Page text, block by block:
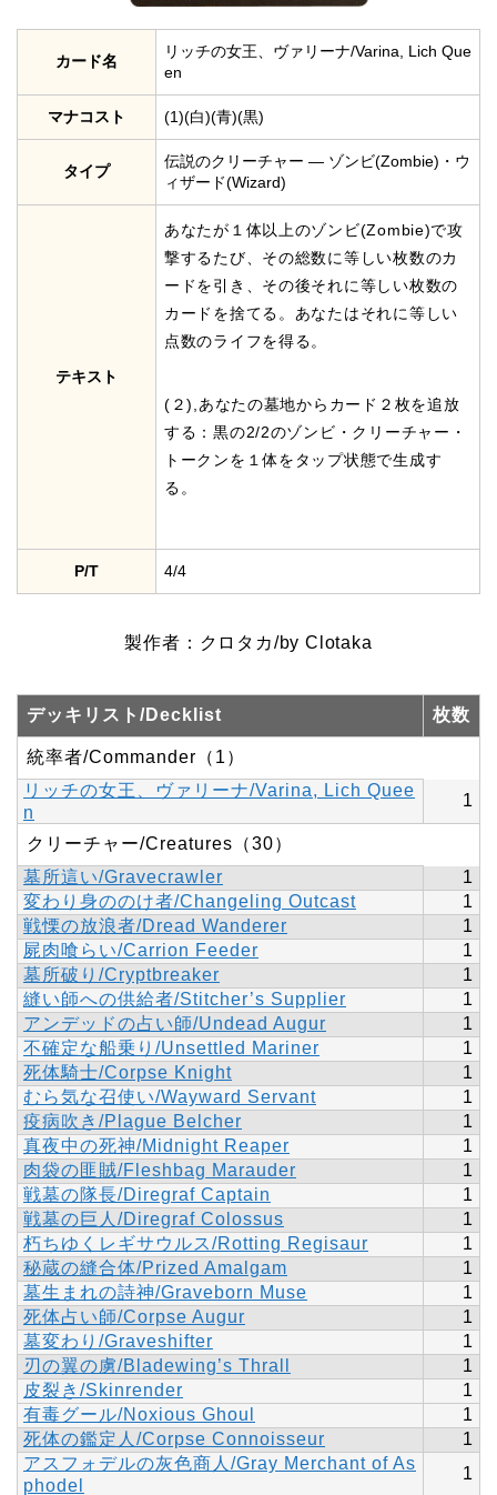
カード名
リッチの女王、ヴァリーナ/Varina, Lich Que
en
マナコスト (1)(白)(青)(黒)
タイプ
伝説のクリーチャー — ゾンビ(Zombie)・ウ
ィザード(Wizard)
テキスト
あなたが１体以上のゾンビ(Zombie)で攻
撃するたび、その総数に等しい枚数のカ
ードを引き、その後それに等しい枚数の
カードを捨てる。あなたはそれに等しい
点数のライフを得る。
(２),あなたの墓地からカード２枚を追放
する：黒の2/2のゾンビ・クリーチャー・
トークンを１体をタップ状態で生成す
る。
P/T 4/4
製作者：クロタカ/by Clotaka
デッキリスト/Decklist 枚数
統率者/Commander（1）
リッチの女王、ヴァリーナ/Varina, Lich Quee
n
1
クリーチャー/Creatures（30）
墓所這い/Gravecrawler
1
変わり身ののけ者/Changeling Outcast
1
戦慄の放浪者/Dread Wanderer
1
屍肉喰らい/Carrion Feeder
1
墓所破り/Cryptbreaker
1
縫い師への供給者/Stitcher’s Supplier
1
アンデッドの占い師/Undead Augur
1
不確定な船乗り/Unsettled Mariner
1
死体騎士/Corpse Knight
1
むら気な召使い/Wayward Servant
1
疫病吹き/Plague Belcher
1
真夜中の死神/Midnight Reaper
1
肉袋の匪賊/Fleshbag Marauder
1
戦墓の隊長/Diregraf Captain
1
戦墓の巨人/Diregraf Colossus
1
朽ちゆくレギサウルス/Rotting Regisaur
1
秘蔵の縫合体/Prized Amalgam
1
墓生まれの詩神/Graveborn Muse
1
死体占い師/Corpse Augur
1
墓変わり/Graveshifter
1
刃の翼の虜/Bladewing’s Thrall
1
皮裂き/Skinrender
1
有毒グール/Noxious Ghoul
1
死体の鑑定人/Corpse Connoisseur
1
アスフォデルの灰色商人/Gray Merchant of As
phodel
1